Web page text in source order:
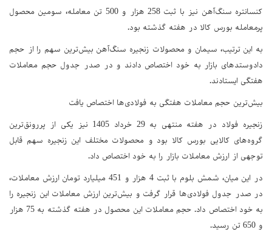
کنسانتره سنگ‌آهن نیز با ثبت 258 هزار و 500 تن معامله، سومین محصول
پرمعامله بورس کالا در هفته گذشته بود.
به این ترتیب، سیمان و محصولات زنجیره سنگ‌آهن بیش‌ترین سهم را از حجم
دادوستدهای بازار به خود اختصاص دادند و در صدر جدول حجم معاملات
هفتگی ایستادند.
بیش‌ترین حجم معاملات هفتگی به فولادی‌ها اختصاص یافت
زنجیره فولاد در هفته منتهی به 29 خرداد 1405 نیز یکی از پررونق‌ترین
گروه‌های کالایی بورس کالا بود و محصولات مختلف این زنجیره سهم قابل
توجهی از ارزش معاملات بازار را به خود اختصاص داد.
در این میان، شمش بلوم با ثبت 4 هزار و 451 میلیارد تومان ارزش معاملات،
در صدر جدول فولادی‌ها قرار گرفت و بیش‌ترین ارزش معاملات این زنجیره را
به خود اختصاص داد. حجم معاملات این محصول در هفته گذشته به 75 هزار
و 650 تن رسید.